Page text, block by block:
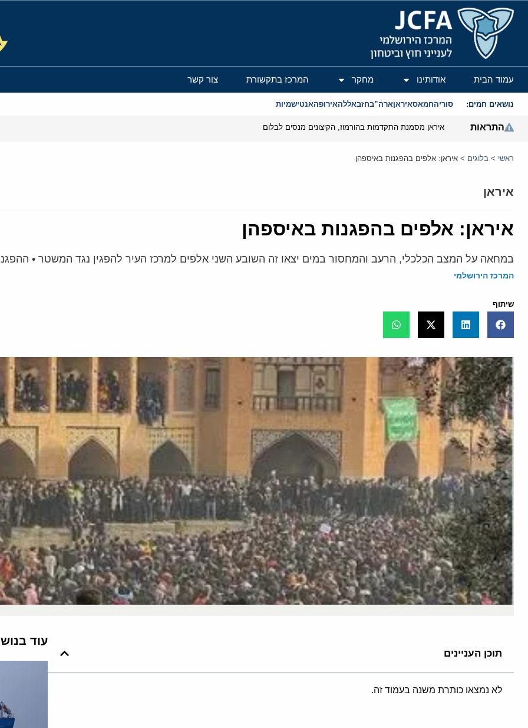
המרכז הירושלמי לענייני חוץ וביטחון
עמוד הבית אודותינו מחקר המרכז בתקשורת צור קשר
נושאים חמים: סוריהחמאסאיראןארה”בחזבאללהאירופהאנטישמיות
התראות איראן מסמנת התקדמות בהורמוז, הקיצונים מנסים לבלום
ראשי > בלוגים > איראן: אלפים בהפגנות באיספהן
איראן
איראן: אלפים בהפגנות באיספהן
במחאה על המצב הכלכלי, הרעב והמחסור במים יצאו זה השובע השני אלפים למרכז העיר להפגין נגד המשטר •
המרכז הירושלמי
שיתוף
תוכן העניינים
לא נמצאו כותרת משנה בעמוד זה.
עוד